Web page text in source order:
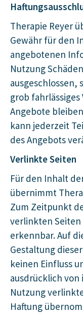
Therapie Reyer
Gewähr für den
angebotenen
Nutzung
ausgeschlossen,
grob
Angebote
kann jederzeit
des Angebots
Verlinkte Seiten
Für den Inhalt
übernimmt
Zum Zeitpunkt
verlinkten
erkennbar. Auf
Gestaltung
keinen Einfluss
ausdrücklich von
Nutzung
Haftung